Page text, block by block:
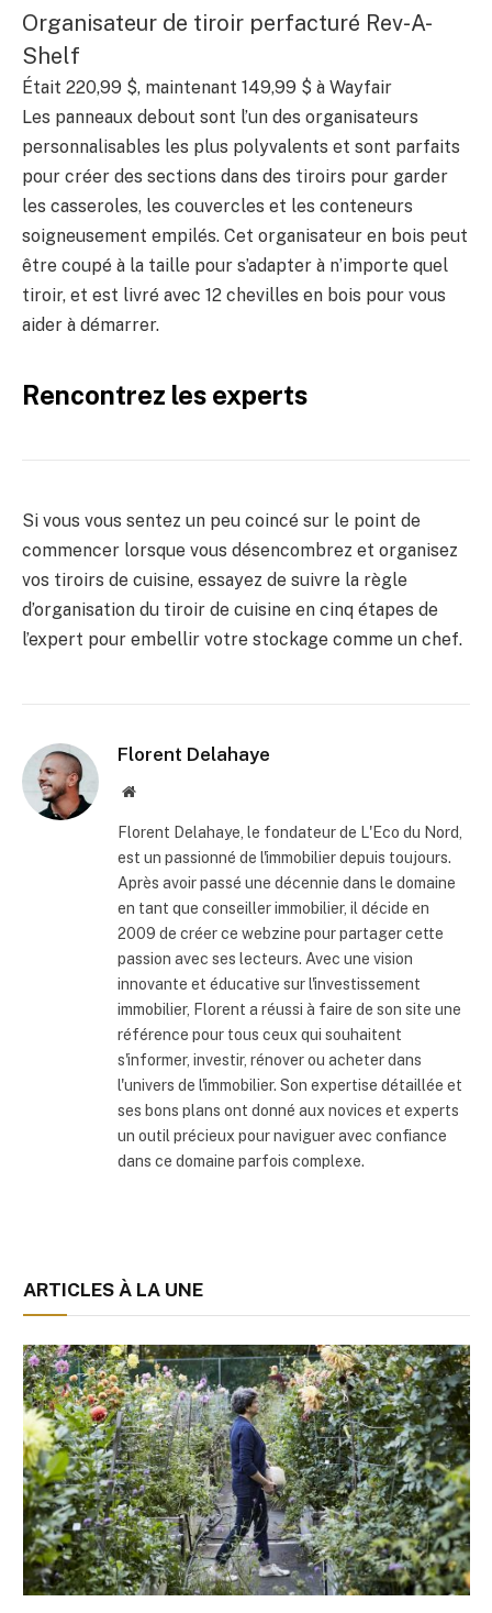
Organisateur de tiroir perfacturé Rev-A-
Shelf
Était 220,99 $, maintenant 149,99 $ à Wayfair
Les panneaux debout sont l’un des organisateurs
personnalisables les plus polyvalents et sont parfaits
pour créer des sections dans des tiroirs pour garder
les casseroles, les couvercles et les conteneurs
soigneusement empilés. Cet organisateur en bois peut
être coupé à la taille pour s’adapter à n’importe quel
tiroir, et est livré avec 12 chevilles en bois pour vous
aider à démarrer.
Rencontrez les experts
Si vous vous sentez un peu coincé sur le point de
commencer lorsque vous désencombrez et organisez
vos tiroirs de cuisine, essayez de suivre la règle
d’organisation du tiroir de cuisine en cinq étapes de
l’expert pour embellir votre stockage comme un chef.
Florent Delahaye
Site
Florent Delahaye, le fondateur de L'Eco du Nord,
est un passionné de l'immobilier depuis toujours.
Après avoir passé une décennie dans le domaine
en tant que conseiller immobilier, il décide en
2009 de créer ce webzine pour partager cette
passion avec ses lecteurs. Avec une vision
innovante et éducative sur l'investissement
immobilier, Florent a réussi à faire de son site une
référence pour tous ceux qui souhaitent
s'informer, investir, rénover ou acheter dans
l'univers de l'immobilier. Son expertise détaillée et
ses bons plans ont donné aux novices et experts
un outil précieux pour naviguer avec confiance
dans ce domaine parfois complexe.
ARTICLES À LA UNE